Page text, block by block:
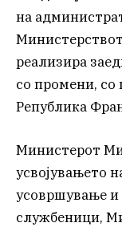
на
реализира
со промени,
Република
Министерот
усвојувањето
усовршување и
службеници,